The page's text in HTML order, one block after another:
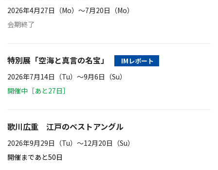
2026年4月27日（Mo）〜7月20日（Mo）
会期終了
特別展「空海と真言の名宝」 IMレポート
2026年7月14日（Tu）〜9月6日（Su）
開催中［あと27日］
歌川広重 江戸のベストアングル
2026年9月29日（Tu）〜12月20日（Su）
開催まであと50日